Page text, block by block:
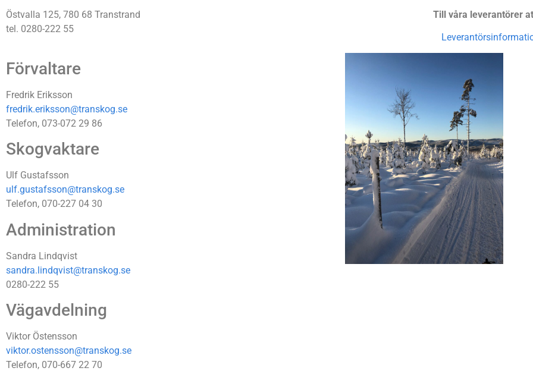
Östvalla 125, 780 68 Transtrand
tel. 0280-222 55
Förvaltare
Fredrik Eriksson
fredrik.eriksson@transkog.se
Telefon, 073-072 29 86
Skogvaktare
Ulf Gustafsson
ulf.gustafsson@transkog.se
Telefon, 070-227 04 30
Administration
Sandra Lindqvist
sandra.lindqvist@transkog.se
0280-222 55
Vägavdelning
Viktor Östensson
viktor.ostensson@transkog.se
Telefon, 070-667 22 70
Till våra leverantörer